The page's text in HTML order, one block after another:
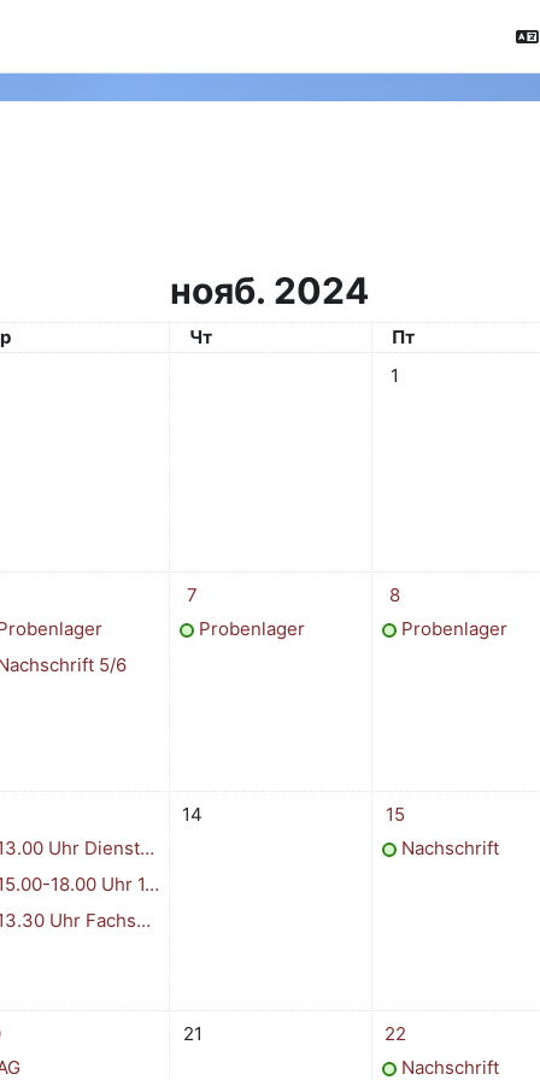
нояб. 2024
Четверг
Чт Пятница
Пт
Нет событий,
1
2, среда 6 ноября
5/6
1 событие, четверг 7 ноября
7
Probenlager
1 событие,
8
Probenlager
3, среда 13 ноября
Uhr Dienstbesprechung
18.00 Uhr 1. Elternsprechtag
Uhr Fachschaftssitzungen nach Bedarf
Нет событий, четверг 14 ноября
14 1 событие,
15
Nachschrift
2, среда 20 ноябряНет событий, четверг 21 ноября
21 1 событие,
22
Nachschrift